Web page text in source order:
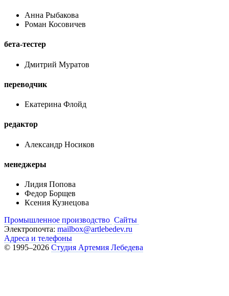
Анна Рыбакова
Роман Косовичев
бета-тестер
Дмитрий Муратов
переводчик
Екатерина Флойд
редактор
Александр Носиков
менеджеры
Лидия Попова
Федор Борщев
Ксения Кузнецова
Промышленное производство Сайты
Электропочта: mailbox@artlebedev.ru
Адреса и телефоны
© 1995–2026 Студия Артемия Лебедева